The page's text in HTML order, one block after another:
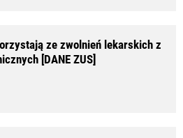
ze zwolnień lekarskich z
[DANE ZUS]